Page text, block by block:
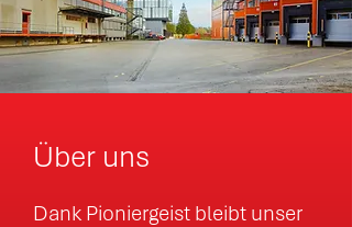
Über uns
Dank Pioniergeist bleibt unser